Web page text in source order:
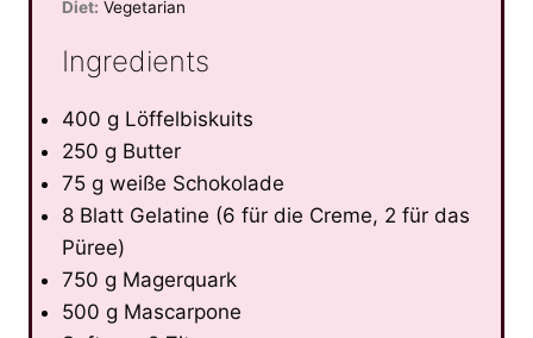
Diet: Vegetarian
Ingredients
400 g Löffelbiskuits
250 g Butter
75 g weiße Schokolade
8 Blatt Gelatine (6 für die Creme, 2 für das
Püree)
750 g Magerquark
500 g Mascarpone